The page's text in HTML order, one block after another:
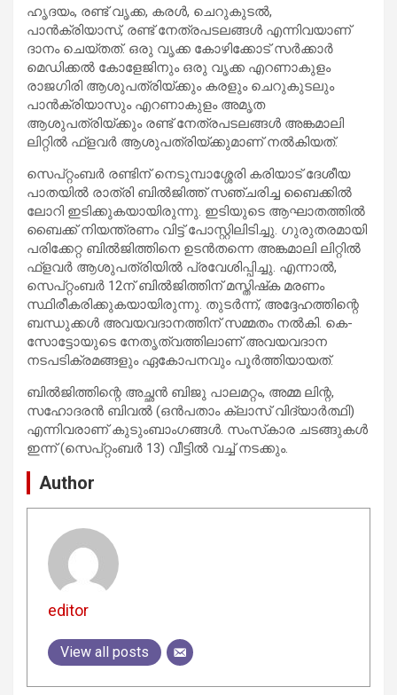
ഹൃദയം, രണ്ട് വൃക്ക, കരള്‍, ചെറുകുടല്‍,
പാന്‍ക്രിയാസ്, രണ്ട് നേത്രപടലങ്ങള്‍ എന്നിവയാണ്
ദാനം ചെയ്തത്. ഒരു വൃക്ക കോഴിക്കോട് സര്‍ക്കാര്‍
മെഡിക്കല്‍ കോളേജിനും ഒരു വൃക്ക എറണാകുളം
രാജഗിരി ആശുപത്രിയ്ക്കും കരളും ചെറുകുടലും
പാന്‍ക്രിയാസും എറണാകുളം അമൃത
ആശുപത്രിയ്ക്കും രണ്ട് നേത്രപടലങ്ങള്‍ അങ്കമാലി
ലിറ്റില്‍ ഫ്‌ളവര്‍ ആശുപത്രിയ്ക്കുമാണ് നല്‍കിയത്.
സെപ്റ്റംബര്‍ രണ്ടിന് നെടുമ്പാശ്ശേരി കരിയാട് ദേശീയ
പാതയില്‍ രാത്രി ബില്‍ജിത്ത് സഞ്ചരിച്ച ബൈക്കില്‍
ലോറി ഇടിക്കുകയായിരുന്നു. ഇടിയുടെ ആഘാതത്തില്‍
ബൈക്ക് നിയന്ത്രണം വിട്ട് പോസ്റ്റിലിടിച്ചു. ഗുരുതരമായി
പരിക്കേറ്റ ബില്‍ജിത്തിനെ ഉടന്‍തന്നെ അങ്കമാലി ലിറ്റില്‍
ഫ്‌ളവര്‍ ആശുപത്രിയില്‍ പ്രവേശിപ്പിച്ചു. എന്നാല്‍,
സെപ്റ്റംബര്‍ 12ന് ബില്‍ജിത്തിന് മസ്തിഷ്‌ക മരണം
സ്ഥിരീകരിക്കുകയായിരുന്നു. തുടര്‍ന്ന്, അദ്ദേഹത്തിന്റെ
ബന്ധുക്കള്‍ അവയവദാനത്തിന് സമ്മതം നല്‍കി. കെ-
സോട്ടോയുടെ നേതൃത്വത്തിലാണ് അവയവദാന
നടപടിക്രമങ്ങളും ഏകോപനവും പൂര്‍ത്തിയായത്.
ബില്‍ജിത്തിന്റെ അച്ഛന്‍ ബിജു പാലമറ്റം, അമ്മ ലിന്റ,
സഹോദരന്‍ ബിവല്‍ (ഒന്‍പതാം ക്ലാസ് വിദ്യാര്‍ത്ഥി)
എന്നിവരാണ് കുടുംബാംഗങ്ങള്‍. സംസ്‌കാര ചടങ്ങുകള്‍
ഇന്ന് (സെപ്റ്റംബര്‍ 13) വീട്ടില്‍ വച്ച് നടക്കും.
Author
editor
View all posts